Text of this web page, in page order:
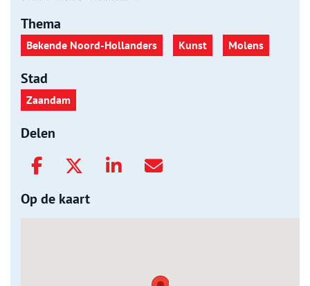
Thema
Bekende Noord-Hollanders Kunst Molens
Stad
Zaandam
Delen
Op de kaart